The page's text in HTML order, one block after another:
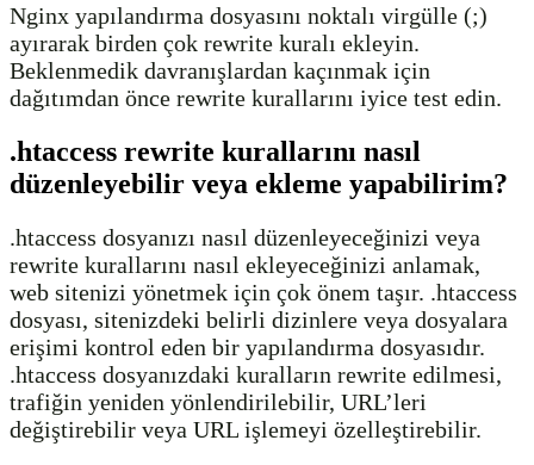
Nginx yapılandırma dosyasını noktalı virgülle (;)
ayırarak birden çok rewrite kuralı ekleyin.
Beklenmedik davranışlardan kaçınmak için
dağıtımdan önce rewrite kurallarını iyice test edin.
.htaccess rewrite kurallarını nasıl
düzenleyebilir veya ekleme yapabilirim?
.htaccess dosyanızı nasıl düzenleyeceğinizi veya
rewrite kurallarını nasıl ekleyeceğinizi anlamak,
web sitenizi yönetmek için çok önem taşır. .htaccess
dosyası, sitenizdeki belirli dizinlere veya dosyalara
erişimi kontrol eden bir yapılandırma dosyasıdır.
.htaccess dosyanızdaki kuralların rewrite edilmesi,
trafiğin yeniden yönlendirilebilir, URL’leri
değiştirebilir veya URL işlemeyi özelleştirebilir.